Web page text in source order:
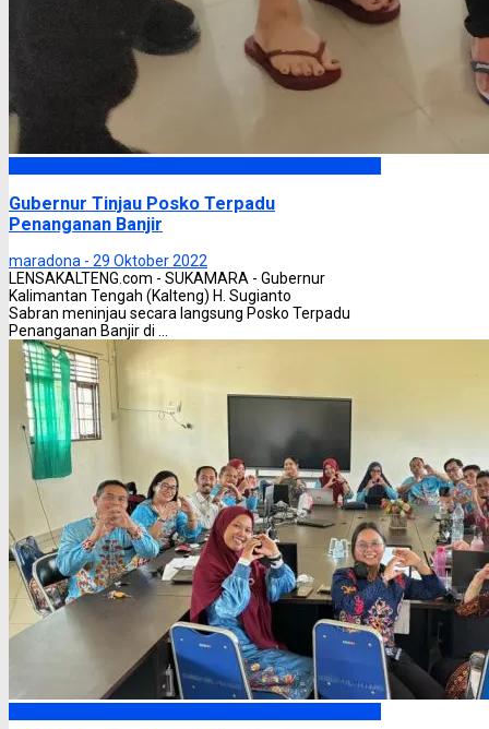
Gubernur Tinjau Posko Terpadu
Penanganan Banjir
maradona - 29 Oktober 2022
LENSAKALTENG.com - SUKAMARA - Gubernur
Kalimantan Tengah (Kalteng) H. Sugianto
Sabran meninjau secara langsung Posko Terpadu
Penanganan Banjir di ...